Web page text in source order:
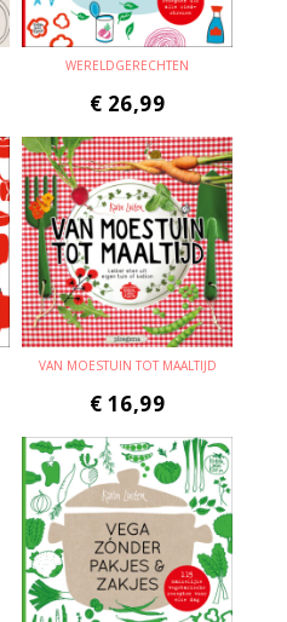
WERELDGERECHTEN
€ 26,99
VAN MOESTUIN TOT MAALTIJD
€ 16,99